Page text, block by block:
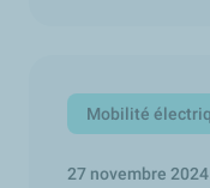
Mobilité
27 novembre 2024